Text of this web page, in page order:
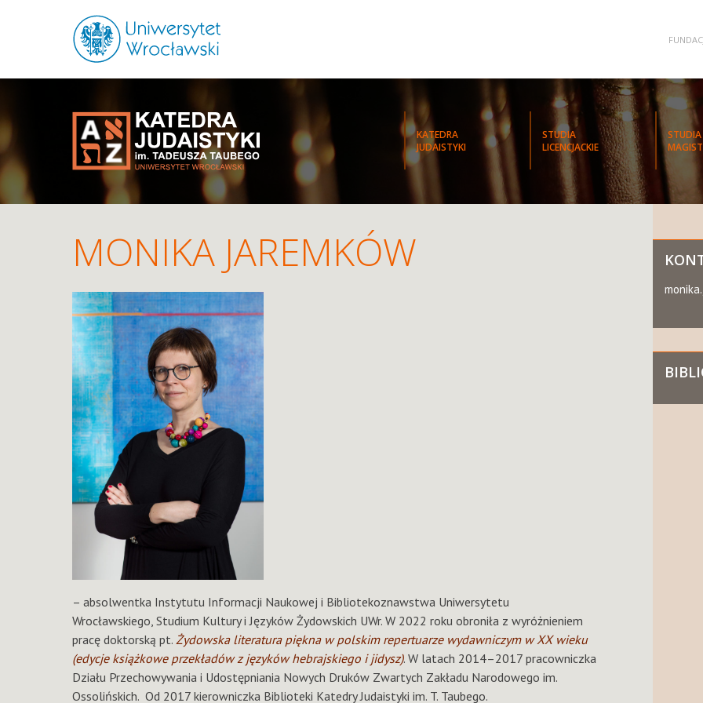
KATEDRA
JUDAISTYKI
STUDIA
LICENCJACKIE
STUDIA
MONIKA JAREMKÓW
– absolwentka Instytutu Informacji Naukowej i Bibliotekoznawstwa Uniwersytetu
Wrocławskiego, Studium Kultury i Języków Żydowskich UWr. W 2022 roku obroniła z wyróżnieniem
pracę doktorską pt. Żydowska literatura piękna w polskim repertuarze wydawniczym w XX wieku
(edycje książkowe przekładów z języków hebrajskiego i jidysz). W latach 2014–2017 pracowniczka
Działu Przechowywania i Udostępniania Nowych Druków Zwartych Zakładu Narodowego im.
Ossolińskich. Od 2017 kierowniczka Biblioteki Katedry Judaistyki im. T. Taubego.